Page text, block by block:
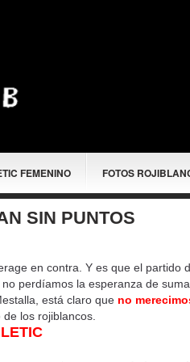
FEMENINO FOTOS
SIN PUNTOS
en contra. Y es que el partido
perdíamos la esperanza de
está claro que no
los rojiblancos.